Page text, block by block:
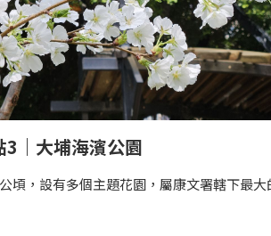
｜大埔海濱公園
頃，設有多個主題花園，屬康文署轄下最